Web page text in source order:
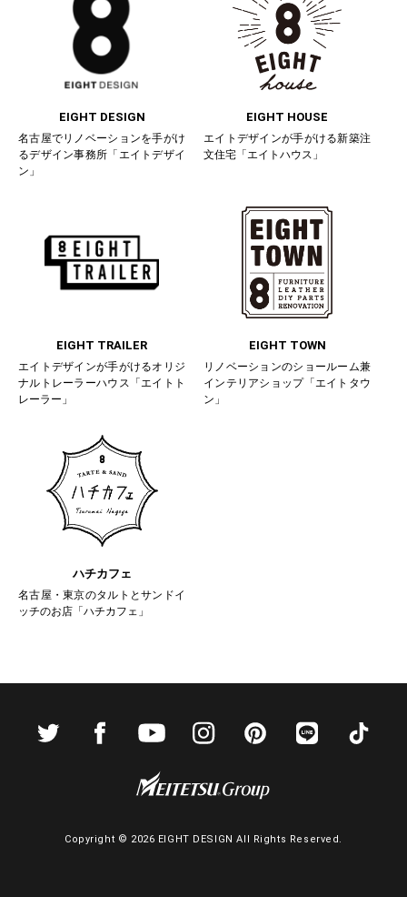
EIGHT DESIGN
名古屋でリノベーションを手がけ
るデザイン事務所「エイトデザイ
ン」
EIGHT HOUSE
エイトデザインが手がける新築注
文住宅「エイトハウス」
EIGHT TRAILER
エイトデザインが手がけるオリジ
ナルトレーラーハウス「エイトト
レーラー」
EIGHT TOWN
リノベーションのショールーム兼
インテリアショップ「エイトタウ
ン」
ハチカフェ
名古屋・東京のタルトとサンドイ
ッチのお店「ハチカフェ」
Copyright © 2026 EIGHT DESIGN All Rights Reserved.